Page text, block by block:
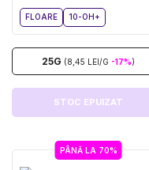
FLOARE 10-OH+
25G (8,45 LEI/G -17%)
STOC EPUIZAT
PÂNĂ LA 70%